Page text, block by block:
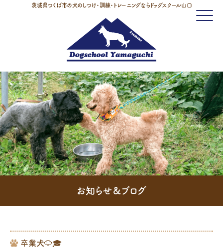
茨城県つくば市の犬のしつけ・訓練・トレーニングならドッグスクール山口
Click
お知らせ＆ブログ
卒業犬🐶🎓